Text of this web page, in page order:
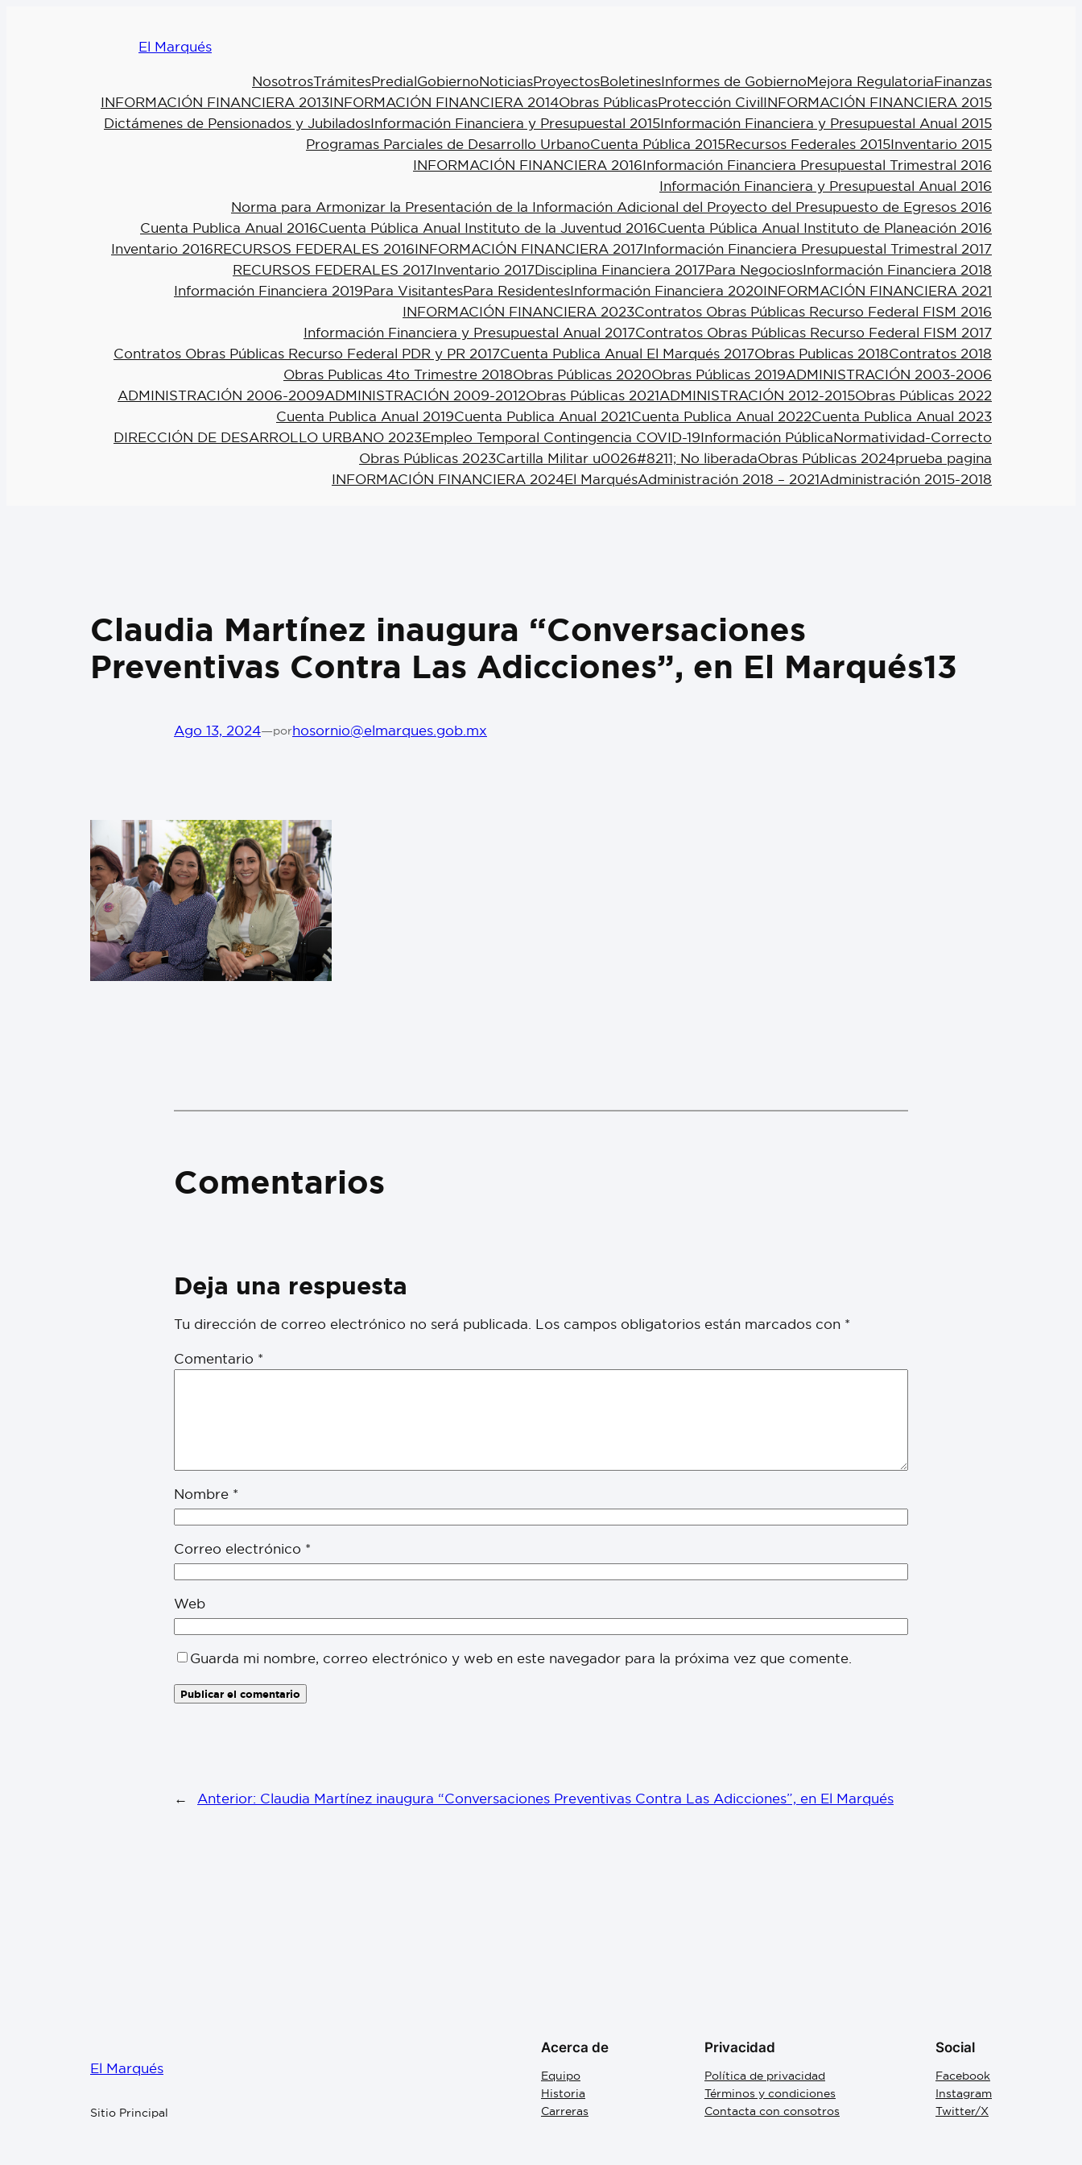
El Marqués
NosotrosTrámitesPredialGobiernoNoticiasProyectosBoletinesInformes de GobiernoMejora RegulatoriaFinanzas
INFORMACIÓN FINANCIERA 2013INFORMACIÓN FINANCIERA 2014Obras PúblicasProtección CivilINFORMACIÓN FINANCIERA 2015
Dictámenes de Pensionados y JubiladosInformación Financiera y Presupuestal 2015Información Financiera y Presupuestal Anual 2015
Programas Parciales de Desarrollo UrbanoCuenta Pública 2015Recursos Federales 2015Inventario 2015
INFORMACIÓN FINANCIERA 2016Información Financiera Presupuestal Trimestral 2016
Información Financiera y Presupuestal Anual 2016
Norma para Armonizar la Presentación de la Información Adicional del Proyecto del Presupuesto de Egresos 2016
Cuenta Publica Anual 2016Cuenta Pública Anual Instituto de la Juventud 2016Cuenta Pública Anual Instituto de Planeación 2016
Inventario 2016RECURSOS FEDERALES 2016INFORMACIÓN FINANCIERA 2017Información Financiera Presupuestal Trimestral 2017
RECURSOS FEDERALES 2017Inventario 2017Disciplina Financiera 2017Para NegociosInformación Financiera 2018
Información Financiera 2019Para VisitantesPara ResidentesInformación Financiera 2020INFORMACIÓN FINANCIERA 2021
INFORMACIÓN FINANCIERA 2023Contratos Obras Públicas Recurso Federal FISM 2016
Información Financiera y Presupuestal Anual 2017Contratos Obras Públicas Recurso Federal FISM 2017
Contratos Obras Públicas Recurso Federal PDR y PR 2017Cuenta Publica Anual El Marqués 2017Obras Publicas 2018Contratos 2018
Obras Publicas 4to Trimestre 2018Obras Públicas 2020Obras Públicas 2019ADMINISTRACIÓN 2003-2006
ADMINISTRACIÓN 2006-2009ADMINISTRACIÓN 2009-2012Obras Públicas 2021ADMINISTRACIÓN 2012-2015Obras Públicas 2022
Cuenta Publica Anual 2019Cuenta Publica Anual 2021Cuenta Publica Anual 2022Cuenta Publica Anual 2023
DIRECCIÓN DE DESARROLLO URBANO 2023Empleo Temporal Contingencia COVID-19Información PúblicaNormatividad-Correcto
Obras Públicas 2023Cartilla Militar u0026#8211; No liberadaObras Públicas 2024prueba pagina
INFORMACIÓN FINANCIERA 2024El MarquésAdministración 2018 – 2021Administración 2015-2018
Claudia Martínez inaugura “Conversaciones
Preventivas Contra Las Adicciones”, en El Marqués13
Ago 13, 2024—porhosornio@elmarques.gob.mx
Comentarios
Deja una respuesta
Tu dirección de correo electrónico no será publicada. Los campos obligatorios están marcados con *
Comentario *
Nombre *
Correo electrónico *
Web
Guarda mi nombre, correo electrónico y web en este navegador para la próxima vez que comente.
← Anterior: Claudia Martínez inaugura “Conversaciones Preventivas Contra Las Adicciones”, en El Marqués
El Marqués
Sitio Principal
Acerca de
Equipo
Historia
Carreras
Privacidad
Política de privacidad
Términos y condiciones
Contacta con consotros
Social
Facebook
Instagram
Twitter/X